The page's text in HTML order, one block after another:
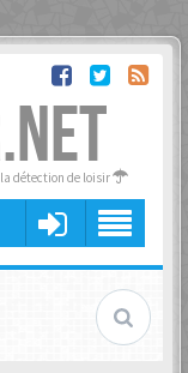
détection de loisir